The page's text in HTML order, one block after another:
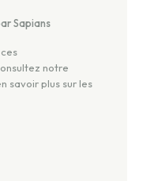
Sapians
notre
savoir plus sur les